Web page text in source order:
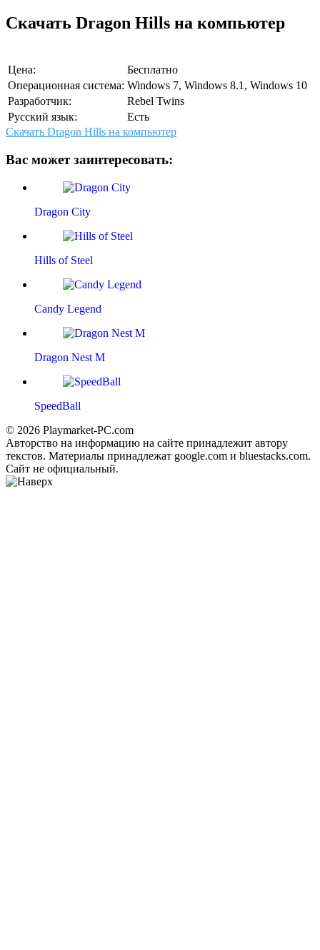
Скачать Dragon Hills на компьютер
Цена:
Бесплатно
Операционная система: Windows 7, Windows 8.1, Windows 10
Разработчик:
Rebel Twins
Русский язык:
Есть
Скачать Dragon Hills на компьютер
Вас может заинтересовать:
Dragon City
Hills of Steel
Candy Legend
Dragon Nest M
SpeedBall
© 2026 Playmarket-PC.com
Авторство на информацию на сайте принадлежит автору
текстов. Материалы принадлежат google.com и bluestacks.com.
Сайт не официальный.